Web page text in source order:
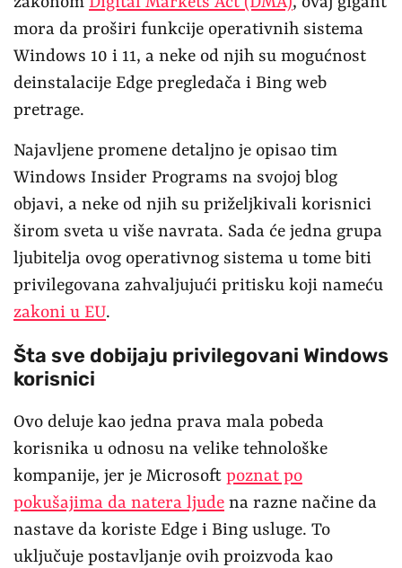
mora da proširi funkcije operativnih sistema
Windows 10 i 11, a neke od njih su mogućnost
deinstalacije Edge pregledača i Bing web
pretrage.
Najavljene promene detaljno je opisao tim
Windows Insider Programs na svojoj blog
objavi, a neke od njih su priželjkivali korisnici
širom sveta u više navrata. Sada će jedna grupa
ljubitelja ovog operativnog sistema u tome biti
privilegovana zahvaljujući pritisku koji nameću
zakoni u EU.
Šta sve dobijaju privilegovani Windows
korisnici
Ovo deluje kao jedna prava mala pobeda
korisnika u odnosu na velike tehnološke
kompanije, jer je Microsoft poznat po
pokušajima da natera ljude na razne načine da
nastave da koriste Edge i Bing usluge. To
uključuje postavljanje ovih proizvoda kao